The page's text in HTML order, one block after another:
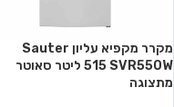
מקרר מקפיא עליון Sauter
SVR550W ‏515 ‏ליטר סאוטר
מתצוגה